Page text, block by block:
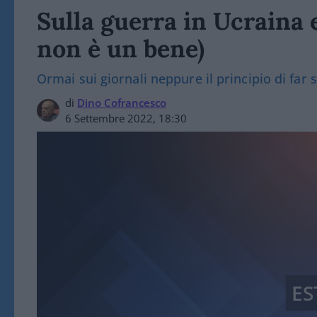
Sulla guerra in Ucraina
non è un bene)
Ormai sui giornali neppure il principio di far
di Dino Cofrancesco
6 Settembre 2022, 18:30